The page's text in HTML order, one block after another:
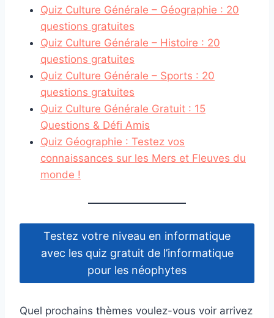
Quiz Culture Générale – Géographie : 20
questions gratuites
Quiz Culture Générale – Histoire : 20
questions gratuites
Quiz Culture Générale – Sports : 20
questions gratuites
Quiz Culture Générale Gratuit : 15
Questions & Défi Amis
Quiz Géographie : Testez vos
connaissances sur les Mers et Fleuves du
monde !
Testez votre niveau en informatique
avec les quiz gratuit de l’informatique
pour les néophytes
Quel prochains thèmes voulez-vous voir arrivez